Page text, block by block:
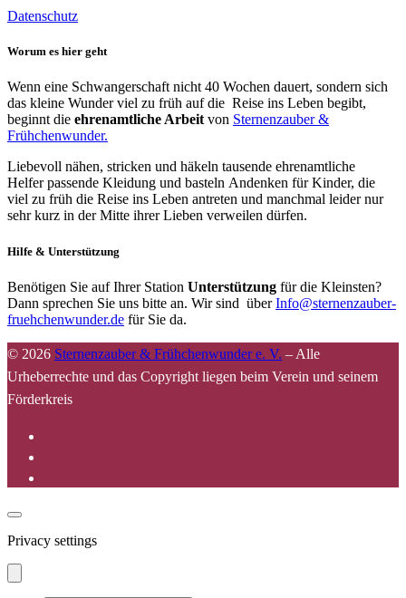
Datenschutz
Worum es hier geht
Wenn eine Schwangerschaft nicht 40 Wochen dauert, sondern sich
das kleine Wunder viel zu früh auf die Reise ins Leben begibt,
beginnt die ehrenamtliche Arbeit von Sternenzauber &
Frühchenwunder.
Liebevoll nähen, stricken und häkeln tausende ehrenamtliche
Helfer passende Kleidung und basteln Andenken für Kinder, die
viel zu früh die Reise ins Leben antreten und manchmal leider nur
sehr kurz in der Mitte ihrer Lieben verweilen dürfen.
Hilfe & Unterstützung
Benötigen Sie auf Ihrer Station Unterstützung für die Kleinsten?
Dann sprechen Sie uns bitte an. Wir sind überInfo@sternenzauber-
fruehchenwunder.de für Sie da.
© 2026 Sternenzauber & Frühchenwunder e. V. – Alle
Urheberrechte und das Copyright liegen beim Verein und seinem
Förderkreis
Privacy settings